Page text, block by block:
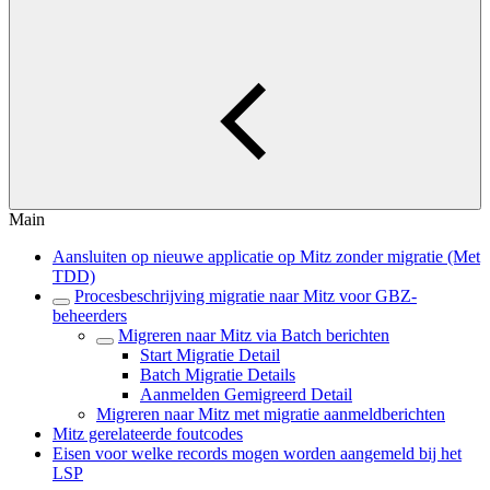
Main
Aansluiten op nieuwe applicatie op Mitz zonder migratie (Met
TDD)
Procesbeschrijving migratie naar Mitz voor GBZ-
beheerders
Migreren naar Mitz via Batch berichten
Start Migratie Detail
Batch Migratie Details
Aanmelden Gemigreerd Detail
Migreren naar Mitz met migratie aanmeldberichten
Mitz gerelateerde foutcodes
Eisen voor welke records mogen worden aangemeld bij het
LSP